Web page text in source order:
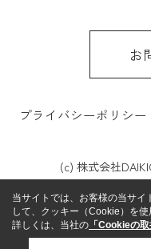
お
プライバシーポリシー
(c) 株式会社
当サイトでは、お客様の当サイ
して、クッキー（Cookie）を使
詳しくは、当社の 「Cookieの